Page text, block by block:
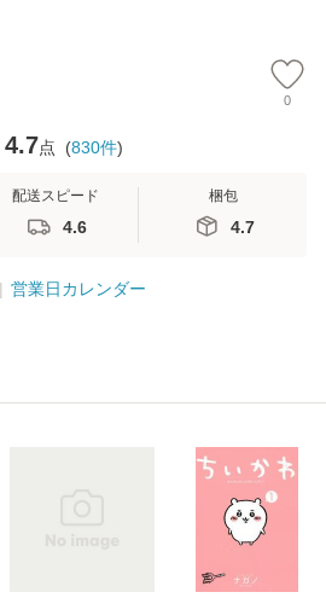
0
4.7点 (830件)
配送スピード
4.6
梱包
4.7
営業日カレンダー